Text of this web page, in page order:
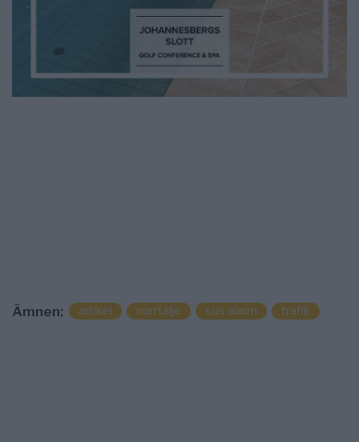
Ämnen: artikel norrtälje sos alarm trafik